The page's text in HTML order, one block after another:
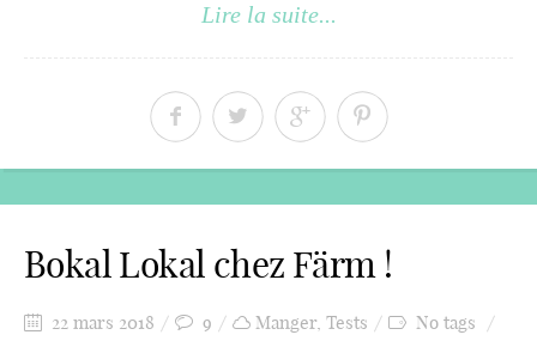
Lire la suite...
Bokal Lokal chez Färm !
22 mars 2018 9 Manger, Tests
No tags